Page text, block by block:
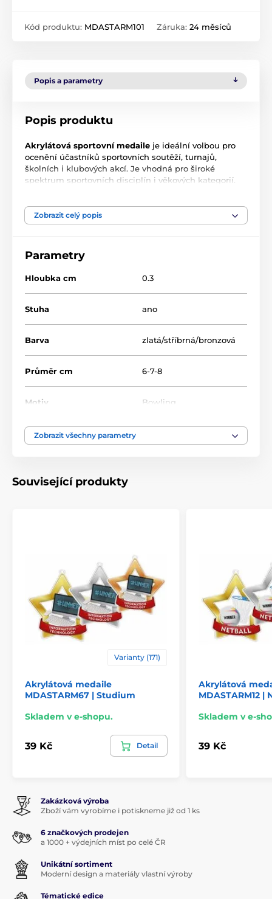
Kód produktu: MDASTARM101 Záruka: 24 měsíců
Popis a parametry
Popis produktu
Akrylátová sportovní medaile je ideální volbou pro
ocenění účastníků sportovních soutěží, turnajů,
školních i klubových akcí. Je vhodná pro široké
spektrum sportovních disciplín i věkových kategorií.
které odpovídají pořadí umístění.
se hodí jak pro menší lokální soutěže, tak i pro větší
Produkt je zařazen v kategoriích
Bowling MDASTAR
Zobrazit celý popis
Parametry
Hloubka cm 0.3
Stuha ano
Barva zlatá/stříbrná/bronzová
Průměr cm 6-7-8
Motiv Bowling
Produktová řada
Zobrazit všechny parametry
Související produkty
Varianty (171)
Akrylátová medaile
MDASTARM67 | Studium
Skladem v e-shopu.
39 Kč Detail
Akrylátová
MDASTARM12 |
Skladem v e-
39 Kč
Zakázková výroba
Zboží vám vyrobíme i potiskneme již od 1 ks
6 značkových prodejen
a 1000 + výdejních míst po celé ČR
Unikátní sortiment
Moderní design a materiály vlastní výroby
Tématické edice